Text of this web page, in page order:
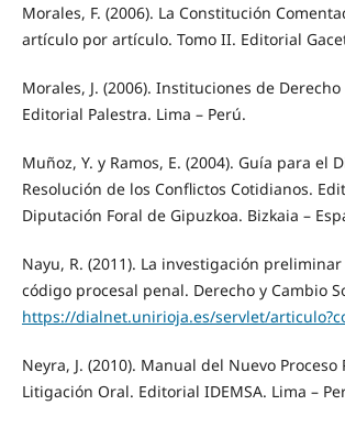
Morales, F. (2006). La Constitución
artículo por artículo. Tomo II. Editorial
Morales, J. (2006). Instituciones de Derecho
Editorial Palestra. Lima – Perú.
Muñoz, Y. y Ramos, E. (2004). Guía para el
Resolución de los Conflictos Cotidianos.
Diputación Foral de Gipuzkoa. Bizkaia –
Nayu, R. (2011). La investigación
código procesal penal. Derecho y Cambio
https://dialnet.unirioja.es/servlet/
Neyra, J. (2010). Manual del Nuevo Proceso
Litigación Oral. Editorial IDEMSA. Lima –